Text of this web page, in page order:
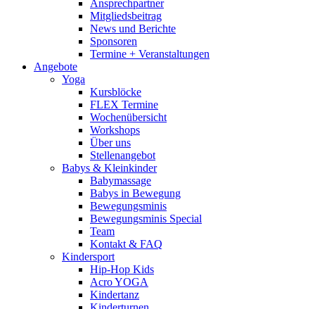
Ansprechpartner
Mitgliedsbeitrag
News und Berichte
Sponsoren
Termine + Veranstaltungen
Angebote
Yoga
Kursblöcke
FLEX Termine
Wochenübersicht
Workshops
Über uns
Stellenangebot
Babys & Kleinkinder
Babymassage
Babys in Bewegung
Bewegungsminis
Bewegungsminis Special
Team
Kontakt & FAQ
Kindersport
Hip-Hop Kids
Acro YOGA
Kindertanz